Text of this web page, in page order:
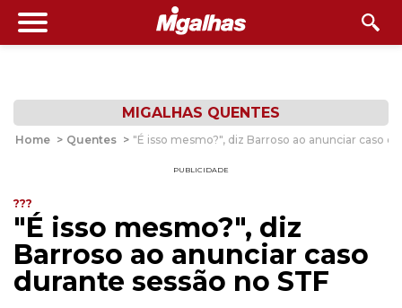
MIGALHAS QUENTES
Home > Quentes > "É isso mesmo?", diz Barroso ao anunciar caso
PUBLICIDADE
???
"É isso mesmo?", diz
Barroso ao anunciar caso
durante sessão no STF